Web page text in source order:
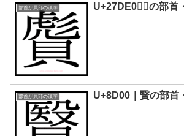
部首が貝部の漢字 U+27DE0｜𧷠の部
部首が貝部の漢字 U+8D00｜贀の部首